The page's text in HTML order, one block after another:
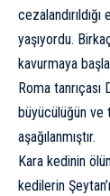
yaşıyordu.
kavurmaya
Roma
büyücülüğün ve
aşağılanmıştır.
Kara kedinin
kedilerin